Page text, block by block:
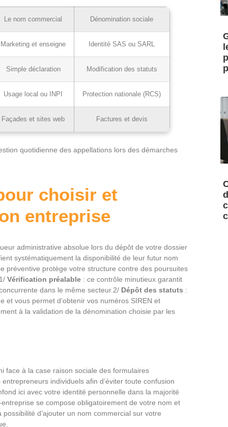
Le nom commercial Dénomination sociale
Marketing et enseigne Identité SAS ou SARL
Simple déclaration Modification des statuts
Usage local ou INPI Protection nationale (RCS)
Façades et sites web Factures et devis
quotidienne des appellations lors des démarches
choisir et
entreprise
administrative absolue lors du dépôt de votre dossier
systématiquement la disponibilité de leur futur nom
préventive protège votre structure contre des poursuites
Vérification préalable : ce contrôle minutieux garantit
dans le même secteur.2/ Dépôt des statuts :
et vous permet d’obtenir vos numéros SIREN et
à la validation de la dénomination choisie par les
face à la case raison sociale des formulaires
individuels afin d’éviter toute confusion
ici avec votre identité personnelle dans la majorité
se compose obligatoirement de votre nom et
d’ajouter un nom commercial sur votre